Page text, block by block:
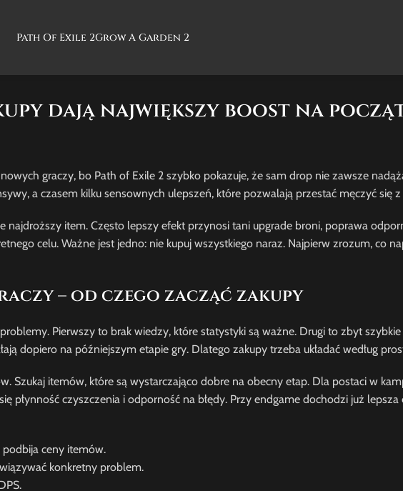
Path Of Exile 2Grow A Garden 2
dają największy boost na
graczy, bo Path of Exile 2 szybko pokazuje, że sam drop nie zawsze
a czasem kilku sensownych ulepszeń, które pozwalają przestać męczyć się
najdroższy item. Często lepszy efekt przynosi tani upgrade broni, poprawa
celu. Ważne jest jedno: nie kupuj wszystkiego naraz. Najpierw zrozum, co
– od czego zacząć zakupy
Pierwszy to brak wiedzy, które statystyki są ważne. Drugi to zbyt
dopiero na późniejszym etapie gry. Dlatego zakupy trzeba układać według
Szukaj itemów, które są wystarczająco dobre na obecny etap. Dla postaci w
płynność czyszczenia i odporność na błędy. Przy endgame dochodzi już
ceny itemów.
konkretny problem.